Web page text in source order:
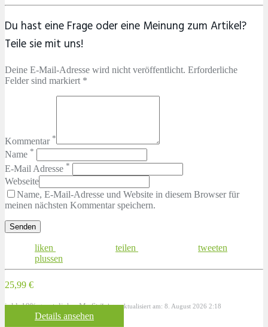
Du hast eine Frage oder eine Meinung zum Artikel?
Teile sie mit uns!
Deine E-Mail-Adresse wird nicht veröffentlicht. Erforderliche
Felder sind markiert *
Kommentar *
Name *
E-Mail Adresse *
Webseite
Name, E-Mail-Adresse und Website in diesem Browser für
meinen nächsten Kommentar speichern.
liken teilen
tweeten
plussen
25,99 €
inkl. 19% gesetzlicher MwSt.Zuletzt aktualisiert am: 8. August 2026 2:18
Details ansehen